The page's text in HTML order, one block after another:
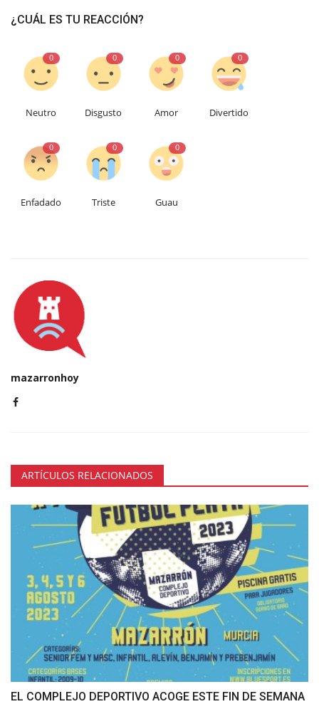
¿CUÁL ES TU REACCIÓN?
0
Neutro
0
Disgusto
0
Amor
0
Divertido
0
Enfadado
0
Triste
0
Guau
mazarronhoy
ARTÍCULOS RELACIONADOS
EL COMPLEJO DEPORTIVO ACOGE ESTE FIN DE SEMANA